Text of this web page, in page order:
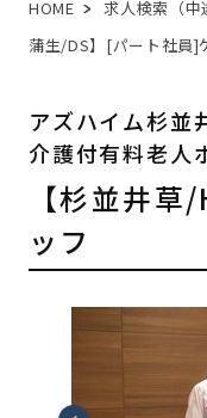
HOME 求人検索（中
蒲生/DS】[パート社員]
アズハイム杉並
介護付有料老人
【杉並井
ッフ